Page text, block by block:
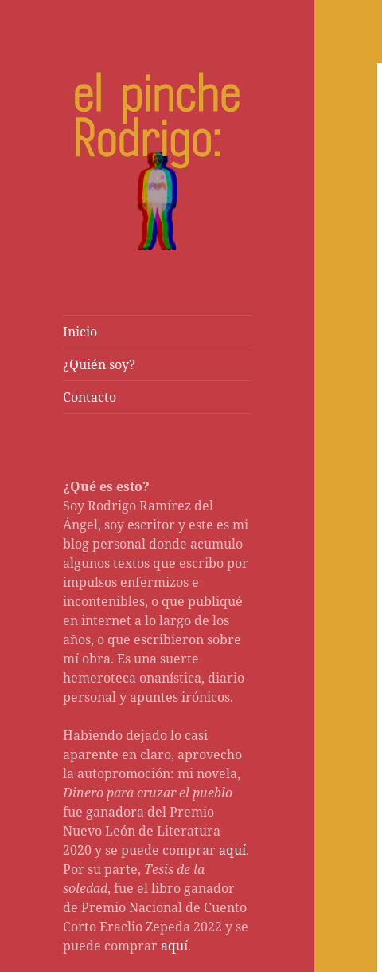
Inicio
¿Quién soy?
Contacto
¿Qué es esto?
Soy Rodrigo Ramírez del
Ángel, soy escritor y este es mi
blog personal donde acumulo
algunos textos que escribo por
impulsos enfermizos e
incontenibles, o que publiqué
en internet a lo largo de los
años, o que escribieron sobre
mí obra. Es una suerte
hemeroteca onanística, diario
personal y apuntes irónicos.
Habiendo dejado lo casi
aparente en claro, aprovecho
la autopromoción: mi novela,
Dinero para cruzar el pueblo
fue ganadora del Premio
Nuevo León de Literatura
2020 y se puede compraraquí.
Por su parte, Tesis de la
soledad, fue el libro ganador
de Premio Nacional de Cuento
Corto Eraclio Zepeda 2022 y se
puede compraraquí.